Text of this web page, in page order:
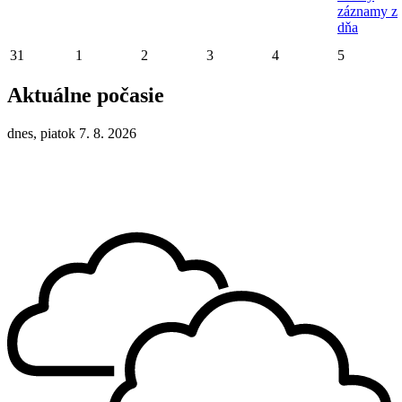
záznamy z
dňa
31
1 2 3 4 5
Aktuálne počasie
dnes, piatok 7. 8. 2026